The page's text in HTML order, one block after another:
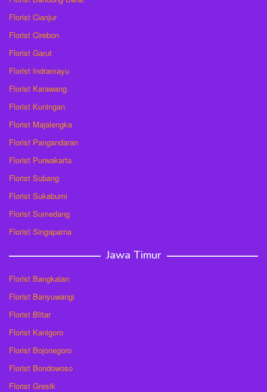
Florist Cianjur
Florist Cirebon
Florist Garut
Florist Indramayu
Florist Karawang
Florist Kuningan
Florist Majalengka
Florist Pangandaran
Florist Purwakarta
Florist Subang
Florist Sukabumi
Florist Sumedang
Florist Singaparna
Jawa Timur
Florist Bangkalan
Florist Banyuwangi
Florist Blitar
Florist Kanigoro
Florist Bojonegoro
Florist Bondowoso
Florist Gresik